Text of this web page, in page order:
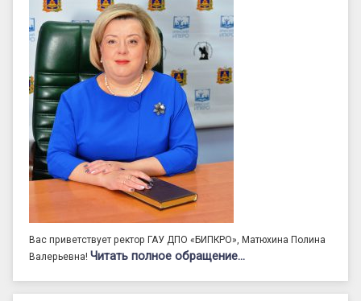
Вас приветствует ректор ГАУ ДПО «БИПКРО», Матюхина Полина
Валерьевна! Читать полное обращение…